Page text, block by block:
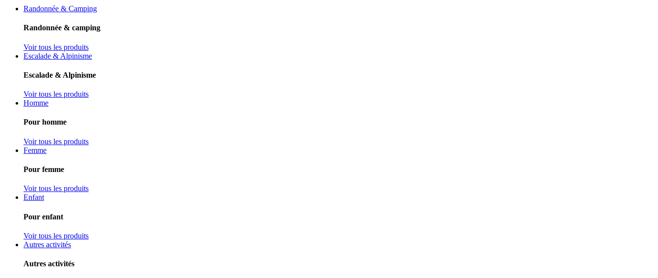
Randonnée & Camping
Randonnée & camping
Voir tous les produits
Escalade & Alpinisme
Escalade & Alpinisme
Voir tous les produits
Homme
Pour homme
Voir tous les produits
Femme
Pour femme
Voir tous les produits
Enfant
Pour enfant
Voir tous les produits
Autres activités
Autres activités